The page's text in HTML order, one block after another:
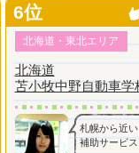
6位
北海道・東北エリア
北海道
苫小牧中野自動車学
札幌から近
補助サービス